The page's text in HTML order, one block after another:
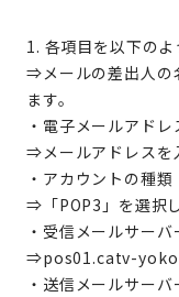
1. 各項目を以下の
⇒メールの差出人の
ます。
・電子メールアドレ
⇒メールアドレスを
・アカウントの種類
⇒「POP3」を選択し
・受信メールサーバ
⇒pos01.catv-
・送信メールサーバ